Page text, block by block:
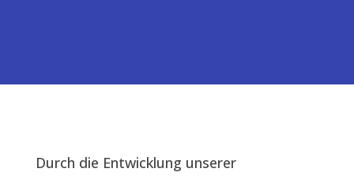
Durch die Entwicklung unserer